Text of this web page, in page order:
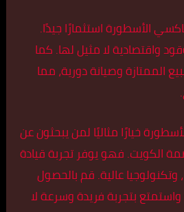
الأسطورة استثمارًا جيدًا.
واقتصادية لا مثيل لها. كما
الممتازة وصيانة دورية، مما
خيارًا مثاليًا لمن يبحثون عن
الكويت. فهو يوفر تجربة قيادة
وتكنولوجيا عالية. قم بالحصول
بتجربة فريدة وسرعة لا